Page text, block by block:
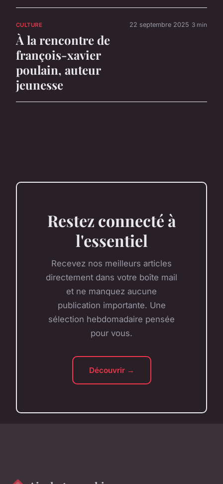
CULTURE
À la rencontre de
françois-xavier
poulain, auteur
jeunesse
22 septembre 2025 3 min
Restez connecté à
l'essentiel
Recevez nos meilleurs articles
directement dans votre boîte mail
et ne manquez aucune
publication importante. Une
sélection hebdomadaire pensée
pour vous.
Découvrir →